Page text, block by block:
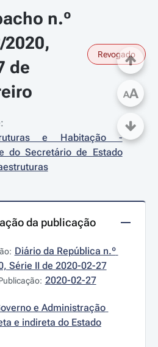
n.º
2020,
de
Revogado
e Habitação -
do Secretário de Estado
da publicação
Diário da República n.º
Série II de 2020-02-27
2020-02-27
e Administração
e indireta do Estado
AA